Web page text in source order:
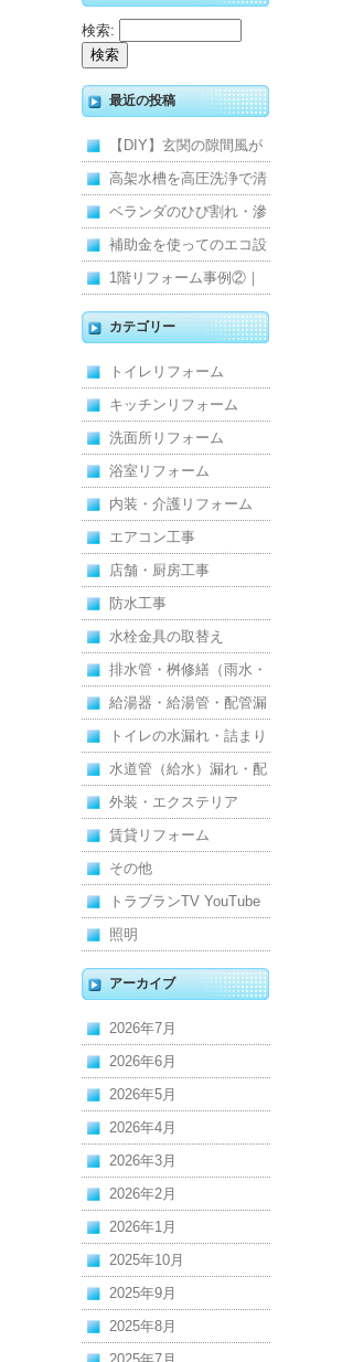
検索:
最近の投稿
【DIY】玄関の隙間風が
寒くて断熱ドアに交換し
ました
高架水槽を高圧洗浄で清
掃！衛生的な給水環境を
維持｜施工事例
ベランダのひび割れ・滲
みを解消！賃貸マンショ
ン防水工事
補助金を使ってのエコ設
備住宅リフォーム
1階リフォーム事例②｜
キッチン・床・収納を一
新し、扉新設で動線を整
えた全面改修
カテゴリー
トイレリフォーム
キッチンリフォーム
洗面所リフォーム
浴室リフォーム
内装・介護リフォーム
エアコン工事
店舗・厨房工事
防水工事
水栓金具の取替え
排水管・桝修繕（雨水・
汚水）
給湯器・給湯管・配管漏
れ
トイレの水漏れ・詰まり
水道管（給水）漏れ・配
管
外装・エクステリア
賃貸リフォーム
その他
トラブランTV YouTube
照明
アーカイブ
2026年7月
2026年6月
2026年5月
2026年4月
2026年3月
2026年2月
2026年1月
2025年10月
2025年9月
2025年8月